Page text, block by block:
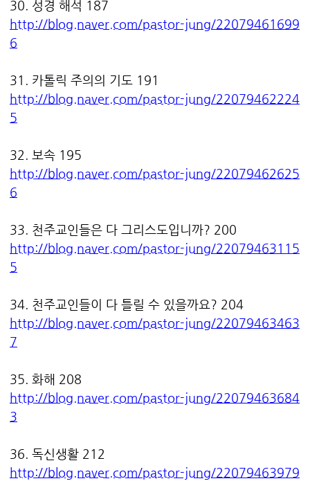
30. 성경 해석 187
http://blog.naver.com/pastor-jung/22079461699
6
31. 카톨릭 주의의 기도 191
http://blog.naver.com/pastor-jung/22079462224
5
32. 보속 195
http://blog.naver.com/pastor-jung/22079462625
6
33. 천주교인들은 다 그리스도입니까? 200
http://blog.naver.com/pastor-jung/22079463115
5
34. 천주교인들이 다 틀릴 수 있을까요? 204
http://blog.naver.com/pastor-jung/22079463463
7
35. 화해 208
http://blog.naver.com/pastor-jung/22079463684
3
36. 독신생활 212
http://blog.naver.com/pastor-jung/22079463979